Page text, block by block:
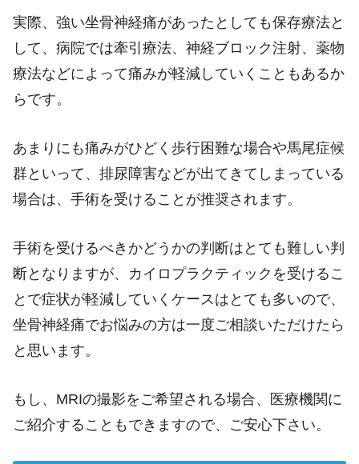
実際、強い坐骨神経痛があったとしても保存療法と
して、病院では牽引療法、神経ブロック注射、薬物
療法などによって痛みが軽減していくこともあるか
らです。
あまりにも痛みがひどく歩行困難な場合や馬尾症候
群といって、排尿障害などが出てきてしまっている
場合は、手術を受けることが推奨されます。
手術を受けるべきかどうかの判断はとても難しい判
断となりますが、カイロプラクティックを受けるこ
とで症状が軽減していくケースはとても多いので、
坐骨神経痛でお悩みの方は一度ご相談いただけたら
と思います。
もし、MRIの撮影をご希望される場合、医療機関に
ご紹介することもできますので、ご安心下さい。